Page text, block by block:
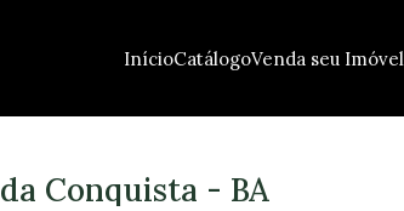
Venda seu Imóvel
Catálogo
Início
Conquista - BA